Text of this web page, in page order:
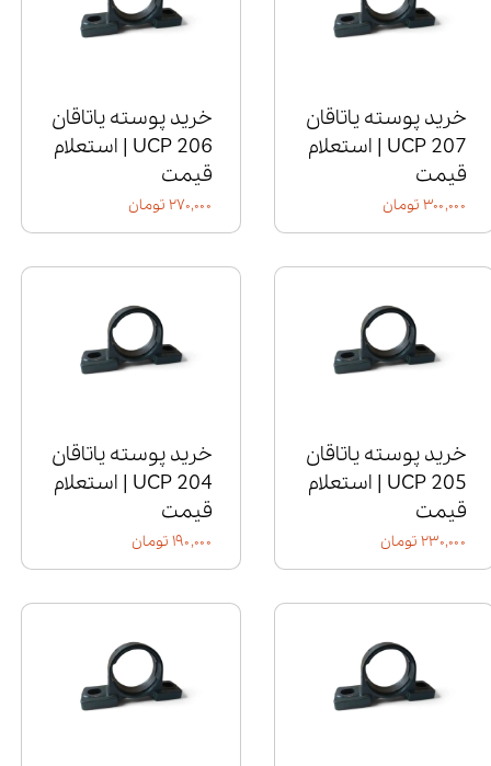
خرید پوسته یاتاقان
UCP 207 | استعلام
قیمت
۳۰۰,۰۰۰ تومان
خرید پوسته یاتاقان
UCP 206 | استعلام
قیمت
۲۷۰,۰۰۰ تومان
خرید پوسته یاتاقان
UCP 205 | استعلام
قیمت
۲۳۰,۰۰۰ تومان
خرید پوسته یاتاقان
UCP 204 | استعلام
قیمت
۱۹۰,۰۰۰ تومان